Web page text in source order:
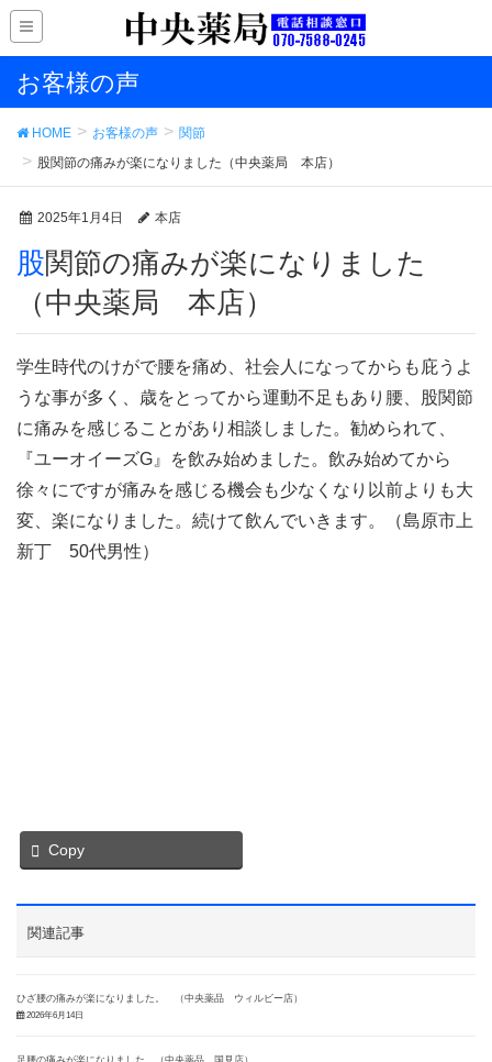
お客様の声
HOME お客様の声
関節
股関節の痛みが楽になりました（中央薬局 本店）
2025年1月4日 本店
股関節の痛みが楽になりました
（中央薬局 本店）
学生時代のけがで腰を痛め、社会人になってからも庇うよ
うな事が多く、歳をとってから運動不足もあり腰、股関節
に痛みを感じることがあり相談しました。勧められて、
『ユーオイーズG』を飲み始めました。飲み始めてから
徐々にですが痛みを感じる機会も少なくなり以前よりも大
変、楽になりました。続けて飲んでいきます。（島原市上
新丁 50代男性）
Copy
関連記事
ひざ腰の痛みが楽になりました。 （中央薬品 ウィルビー店）
2026年6月14日